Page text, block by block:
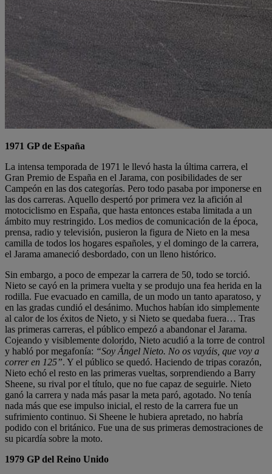
1971 GP de España
La intensa temporada de 1971 le llevó hasta la última carrera, el
Gran Premio de España en el Jarama, con posibilidades de ser
Campeón en las dos categorías. Pero todo pasaba por imponerse en
las dos carreras. Aquello despertó por primera vez la afición al
motociclismo en España, que hasta entonces estaba limitada a un
ámbito muy restringido. Los medios de comunicación de la época,
prensa, radio y televisión, pusieron la figura de Nieto en la mesa
camilla de todos los hogares españoles, y el domingo de la carrera,
el Jarama amaneció desbordado, con un lleno histórico.
Sin embargo, a poco de empezar la carrera de 50, todo se torció.
Nieto se cayó en la primera vuelta y se produjo una fea herida en la
rodilla. Fue evacuado en camilla, de un modo un tanto aparatoso, y
en las gradas cundió el desánimo. Muchos habían ido simplemente
al calor de los éxitos de Nieto, y si Nieto se quedaba fuera… Tras
las primeras carreras, el público empezó a abandonar el Jarama.
Cojeando y visiblemente dolorido, Nieto acudió a la torre de control
y habló por megafonía: “Soy Ángel Nieto. No os vayáis, que voy a
correr en 125”. Y el público se quedó. Haciendo de tripas corazón,
Nieto echó el resto en las primeras vueltas, sorprendiendo a Barry
Sheene, su rival por el título, que no fue capaz de seguirle. Nieto
ganó la carrera y nada más pasar la meta paró, agotado. No tenía
nada más que ese impulso inicial, el resto de la carrera fue un
sufrimiento continuo. Si Sheene le hubiera apretado, no habría
podido con el británico. Fue una de sus primeras demostraciones de
su picardía sobre la moto.
1979 GP del Reino Unido